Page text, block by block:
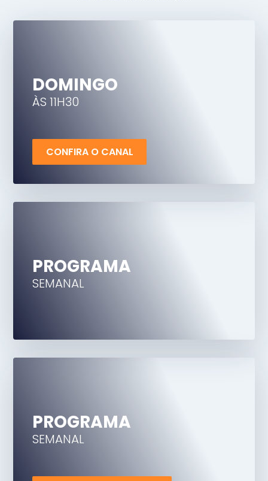
DOMINGO
ÀS 11H30
CONFIRA O CANAL
PROGRAMA
SEMANAL
PROGRAMA
SEMANAL